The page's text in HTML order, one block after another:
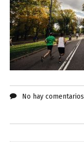
No hay comentarios